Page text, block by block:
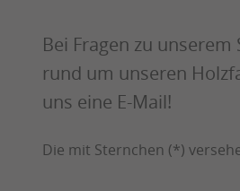
Bei Fragen zu
rund um unseren
uns eine E-Mail!
Die mit Sternchen (*)